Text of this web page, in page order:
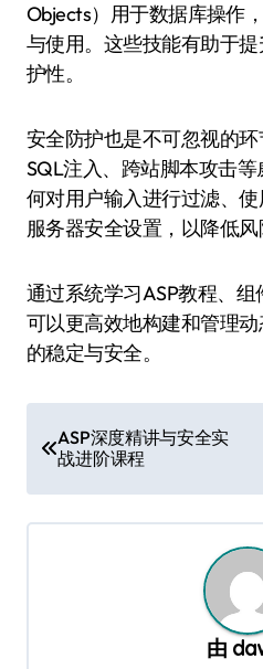
Objects）用于数据库操作
与使用。这些技能有助于
护性。
安全防护也是不可忽视的
SQL注入、跨站脚本攻击
何对用户输入进行过滤、
服务器安全设置，以降低风
通过系统学习ASP教程、
可以更高效地构建和管理
的稳定与安全。
章
导
航
ASP深度精讲与安全实
战进阶课程
由